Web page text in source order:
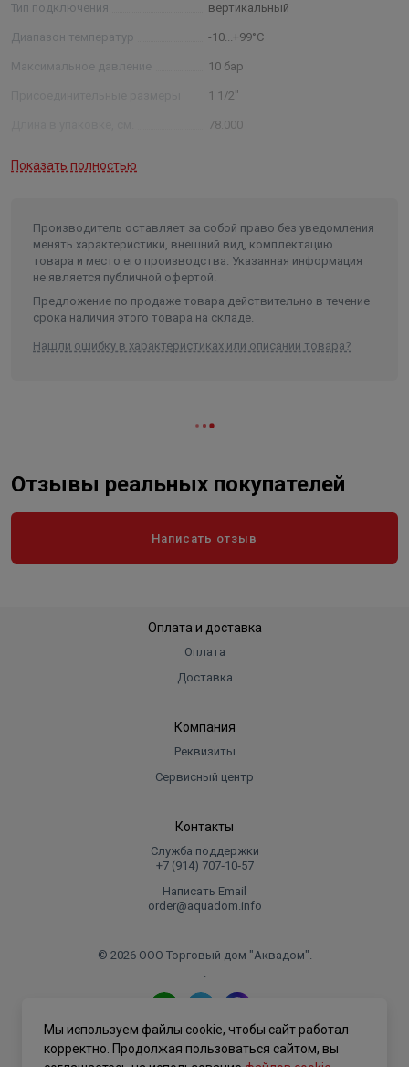
Тип подключения вертикальный
Диапазон температур -10...+99°С
Максимальное давление 10 бар
1 1/2"
78.000
Высота 1550
780
Ширина 780
Показать полностью
Производитель оставляет за собой право без уведомления
менять характеристики, внешний вид, комплектацию
товара и место его производства. Указанная информация
не является публичной офертой.
Предложение по продаже товара действительно в течение
срока наличия этого товара на складе.
Нашли ошибку в характеристиках или описании товара?
Отзывы реальных покупателей
Написать отзыв
Оплата и доставка
Оплата
Доставка
Компания
Реквизиты
Сервисный центр
Контакты
Служба поддержки
+7 (914) 707‑10‑57
Написать Email
order@aquadom.info
© 2026 ООО Торговый дом "Аквадом".
.
Политика конфиденциальности
Мы используем файлы cookie, чтобы сайт работал
корректно. Продолжая пользоваться сайтом, вы